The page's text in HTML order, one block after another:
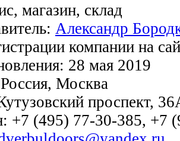
магазин, склад
Александр
компании на
28 мая 2019
Россия, Москва
проспект,
+7 (495) 77-30-385, +7